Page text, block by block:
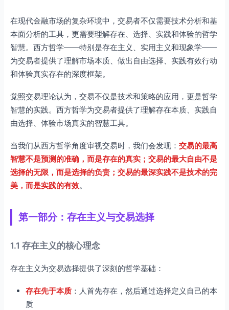
结论：西方哲学——交易智慧的现代源泉
附录：觉照交易西方哲学实践指南
每日哲学练习
三大传统实践检查清单
在现代金融市场的复杂环境中，交易者不仅需要技术分析和基
本面分析的工具，更需要理解存在、选择、实践和体验的哲学
智慧。西方哲学——特别是存在主义、实用主义和现象学——
为交易者提供了理解市场本质、做出自由选择、实践有效行动
和体验真实存在的深度框架。
觉照交易理论认为，交易不仅是技术和策略的应用，更是哲学
智慧的实践。西方哲学为交易者提供了理解存在本质、实践自
由选择、体验市场真实的智慧工具。
当我们从西方哲学角度审视交易时，我们会发现： 交易的最高
智慧不是预测的准确，而是存在的真实；交易的最大自由不是
选择的无限，而是选择的负责；交易的最深实践不是技术的完
美，而是实践的有效。
第一部分：存在主义与交易选择
1.1 存在主义的核心理念
存在主义为交易选择提供了深刻的哲学基础：
存在先于本质 ：人首先存在，然后通过选择定义自己的本
质